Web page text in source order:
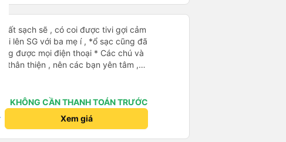
gợi cảm
với ba mẹ í , *ổ sạc cũng đã
mọi điện thoại * Các chú và
thân thiện , nên các bạn yên tâm ,
xe ăn sáng lun nè 10/10
KHÔNG CẦN THANH TOÁN TRƯỚC
Xem giá